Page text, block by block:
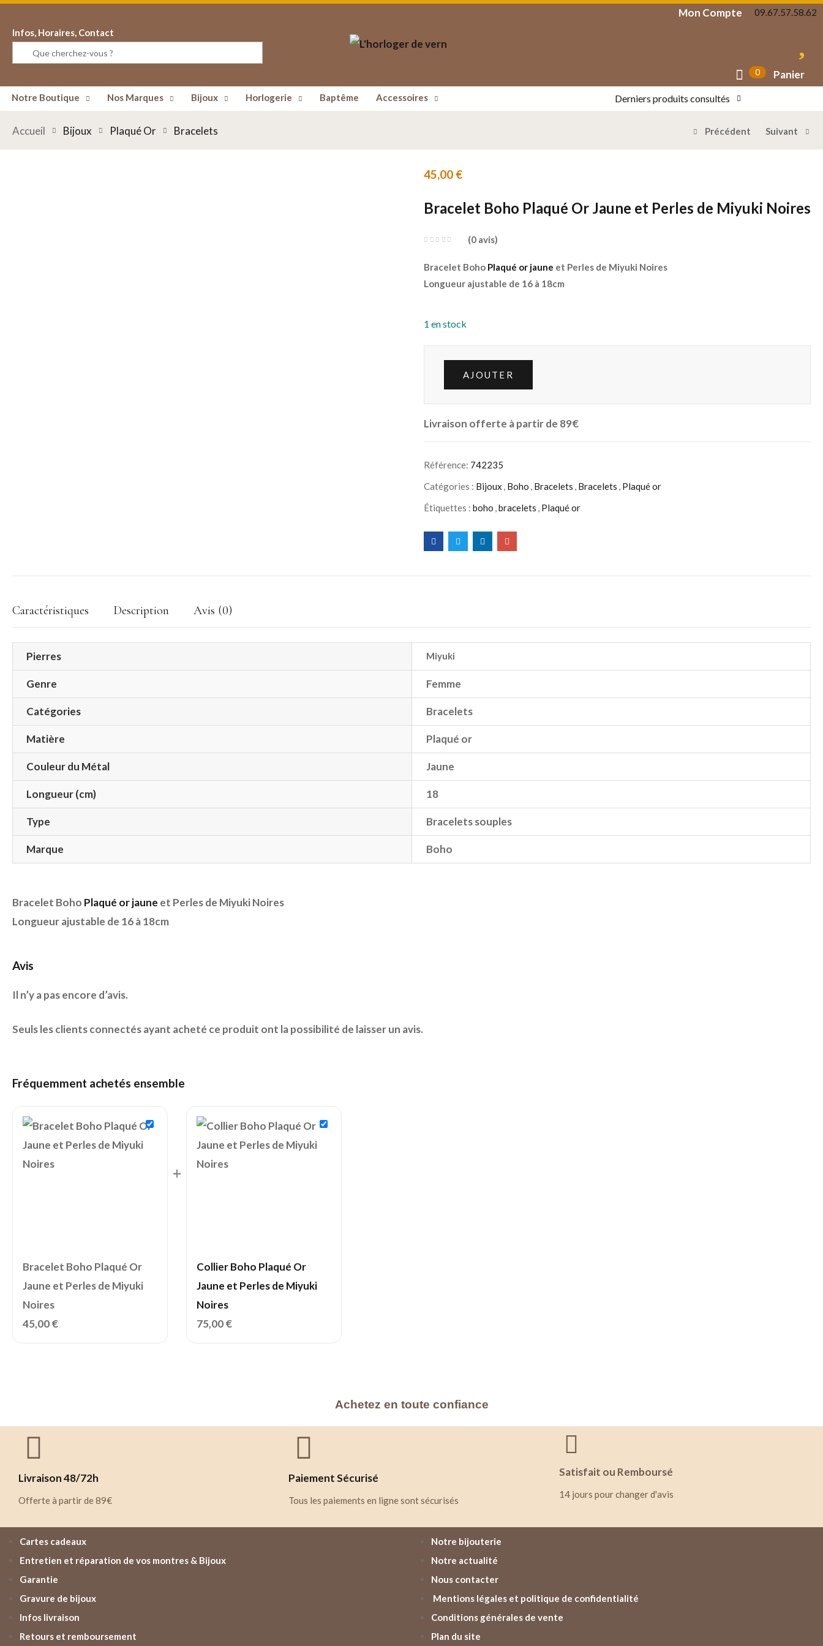
Infos, Horaires, Contact
Mon Compte 09.67.57.58.62
0 Panier
Notre Boutique Nos Marques Bijoux Horlogerie Baptême Accessoires Derniers produits consultés
Accueil Bijoux Plaqué Or Bracelets Précédent Suivant
45,00 €
Bracelet Boho Plaqué Or Jaune et Perles de Miyuki Noires
0 avis
Bracelet Boho Plaqué or jaune et Perles de Miyuki Noires
Longueur ajustable de 16 à 18cm
1 en stock
AJOUTER
Livraison offerte à partir de 89€
Référence: 742235
Catégories : Bijoux , Boho , Bracelets , Bracelets , Plaqué or
Étiquettes : boho ,bracelets , Plaqué or
Caractéristiques Description Avis (0)
Pierres Miyuki
Genre Femme
Catégories Bracelets
Matière Plaqué or
Couleur du Métal Jaune
Longueur (cm) 18
Type Bracelets souples
Marque Boho
Bracelet Boho Plaqué or jaune et Perles de Miyuki Noires
Longueur ajustable de 16 à 18cm
Avis
Il n’y a pas encore d’avis.
Seuls les clients connectés ayant acheté ce produit ont la possibilité de laisser un avis.
Fréquemment achetés ensemble
Bracelet Boho Plaqué Or
Jaune et Perles de Miyuki
Noires
45,00€
+
Collier Boho Plaqué Or
Jaune et Perles de Miyuki
Noires
75,00€
Achetez en toute confiance
Livraison 48/72h
Offerte à partir de 89€
Paiement Sécurisé
Tous les paiements en ligne sont sécurisés
Satisfait ou Remboursé
14 jours pour changer d'avis
Cartes cadeaux
Entretien et réparation de vos montres & Bijoux
Garantie
Gravure de bijoux
Infos livraison
Retours et remboursement
Notre bijouterie
Notre actualité
Nous contacter
Mentions légales et politique de confidentialité
Conditions générales de vente
Plan du site